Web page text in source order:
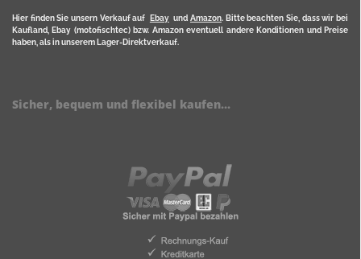
Hier finden Sie unsern Verkauf auf Ebayund Amazon. Bitte beachten Sie, dass wir bei
Kaufland, Ebay (motofischtec) bzw. Amazon eventuell andere Konditionen und Preise
haben, als in unserem Lager-Direktverkauf.
Sicher, bequem und flexibel kaufen...